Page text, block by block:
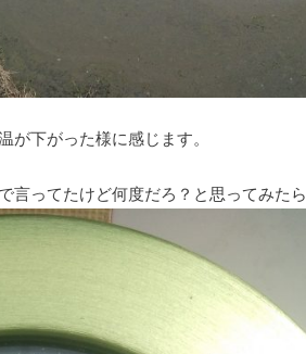
が下がった様に感じます。
言ってたけど何度だろ？と思ってみたら